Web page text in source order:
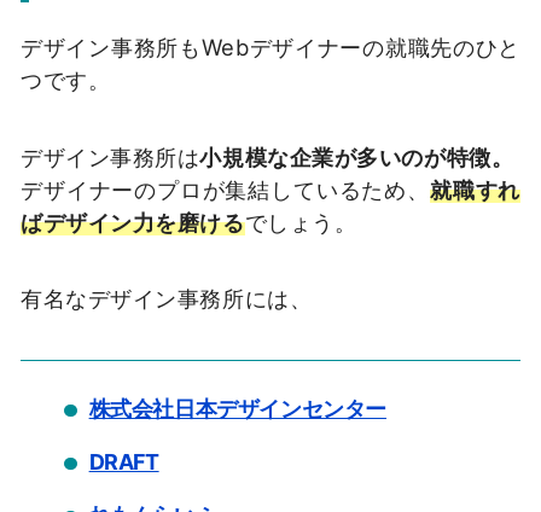
デザイン事務所もWebデザイナーの就職先のひと
つです。
デザイン事務所は小規模な企業が多いのが特徴。
デザイナーのプロが集結しているため、 就職すれ
ばデザイン力を磨けるでしょう。
有名なデザイン事務所には、
株式会社日本デザインセンター
DRAFT